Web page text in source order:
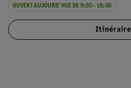
OUVERT AUJOURD'HUI DE 9:00 - 18:00
Itinéraire